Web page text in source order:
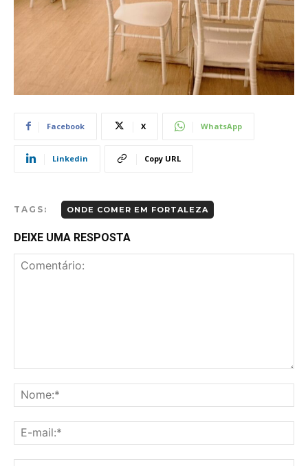
Facebook X WhatsApp
Linkedin Copy URL
TAGS: ONDE COMER EM FORTALEZA
DEIXE UMA RESPOSTA